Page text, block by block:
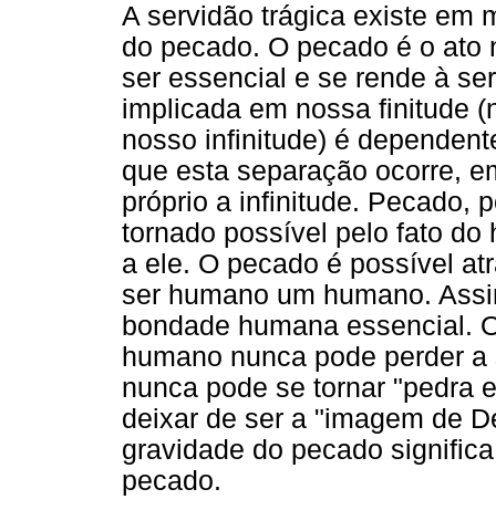
A servidão trágica existe em
do pecado. O pecado é o
ser essencial e se rende à
implicada em nossa finitude
nosso infinitude) é
que esta separação ocorre,
próprio a infinitude. Pecado,
tornado possível pelo fato do
a ele. O pecado é possível
ser humano um humano.
bondade humana essencial.
humano nunca pode perder
nunca pode se tornar "pedra
deixar de ser a "imagem de
gravidade do pecado
pecado.